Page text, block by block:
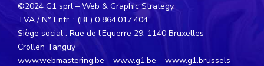
©2024 G1 sprl – Web & Graphic Strategy.
TVA / N° Entr. : (BE) 0 864.017.404.
Siège social : Rue de l’Equerre 29, 1140 Bruxelles
Crollen Tanguy
www.webmastering.be – www.g1.be – www.g1.brussels –